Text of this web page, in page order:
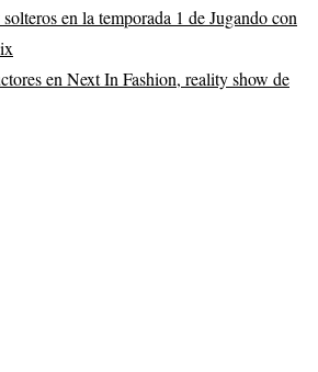
en la temporada 1 de Jugando con
en Next In Fashion, reality show de